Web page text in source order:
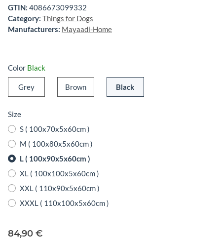
GTIN: 4086673099332
Category: Things for Dogs
Manufacturers: Mayaadi-Home
Color Black
GreyGrey BrownBrown BlackBlack
Size
S ( 100x70x5x60cm )
M ( 100x80x5x60cm )
L ( 100x90x5x60cm )
XL ( 100x100x5x60cm )
XXL ( 110x90x5x60cm )
XXXL ( 110x100x5x60cm )
84,90 €